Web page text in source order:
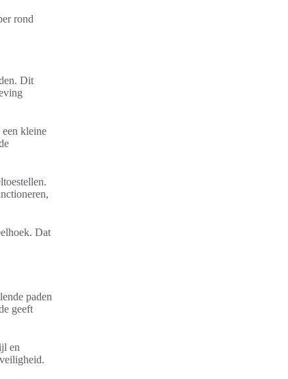
rond
Dit
een kleine
Dat
paden
geeft
en